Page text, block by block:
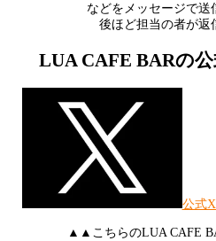
などをメッセージで送
後ほど担当の者が返
LUA CAFE BARの公
公式
▲▲こちらのLUA CAFE